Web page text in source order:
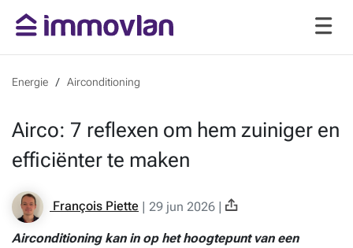
Energie Airconditioning
Airco: 7 reflexen om hem zuiniger en
efficiënter te maken
François Piette | 29 jun 2026 |
Airconditioningkan in op het hoogtepunt van een